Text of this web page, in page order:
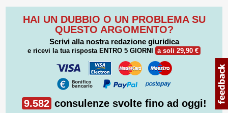
HAI UN DUBBIO O UN PROBLEMA SU
QUESTO ARGOMENTO?
Scrivi alla nostra redazione giuridica
e ricevi la tua risposta ENTRO 5 GIORNI a soli 29,90 €
9.582 consulenze svolte fino ad oggi!